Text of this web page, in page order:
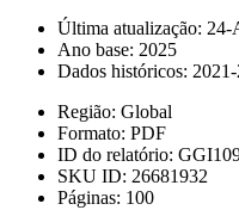
Última atualização: 24-
Ano base: 2025
Dados históricos:
Região: Global
Formato: PDF
ID do relatório:
SKU ID: 26681932
Páginas: 100